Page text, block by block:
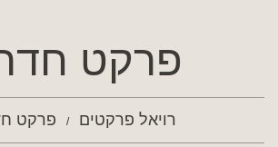
פרקט
רויאל פרקטים פרקט